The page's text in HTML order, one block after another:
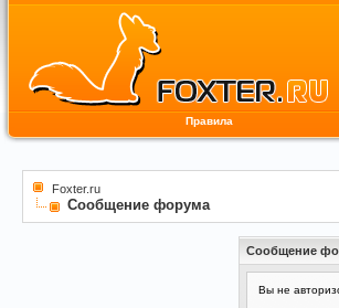
Правила
Foxter.ru
Сообщение форума
Сообщение
Вы не